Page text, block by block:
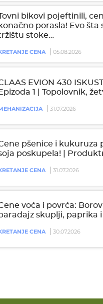
bikovi pojeftinili,
porasla! Evo šta
stoke…
CENA 05.08.2026
EVION 430
1 | Topolovnik,
31.07.2026
pšenice i kukuruza
poskupela! |
CENA 31.07.2026
voća i povrća:
skuplji, paprika
CENA 30.07.2026